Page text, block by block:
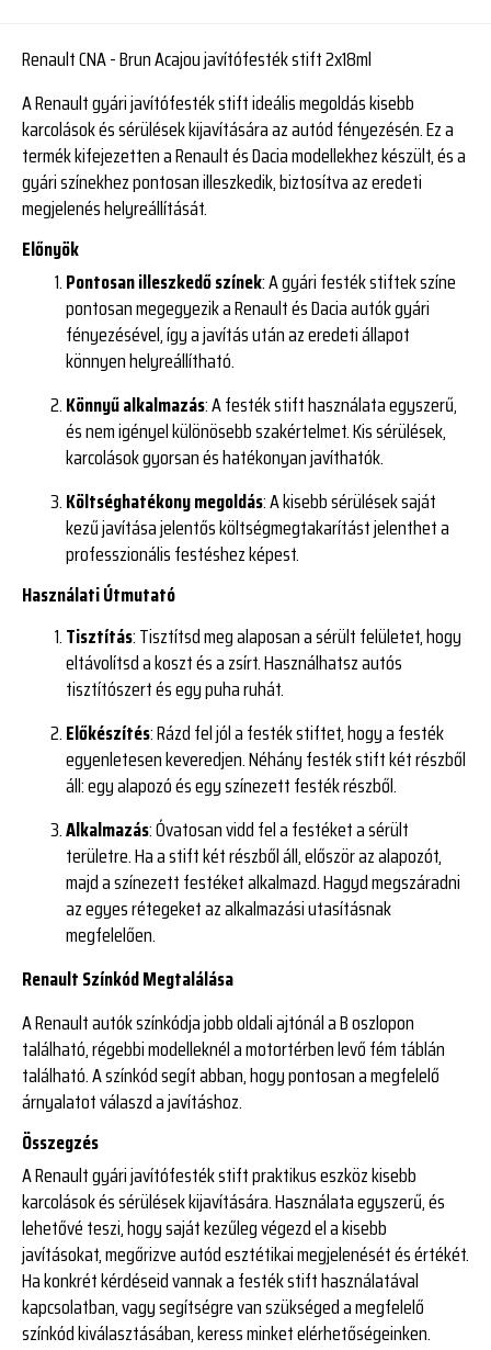
Renault CNA - Brun Acajou javítófesték stift 2x18ml
A Renault gyári javítófesték stift ideális megoldás kisebb
karcolások és sérülések kijavítására az autód fényezésén. Ez a
termék kifejezetten a Renault és Dacia modellekhez készült, és a
gyári színekhez pontosan illeszkedik, biztosítva az eredeti
megjelenés helyreállítását.
Előnyök
Pontosan illeszkedő színek: A gyári festék stiftek színe
pontosan megegyezik a Renault és Dacia autók gyári
fényezésével, így a javítás után az eredeti állapot
könnyen helyreállítható.
Könnyű alkalmazás: A festék stift használata egyszerű,
és nem igényel különösebb szakértelmet. Kis sérülések,
karcolások gyorsan és hatékonyan javíthatók.
Költséghatékony megoldás: A kisebb sérülések saját
kezű javítása jelentős költségmegtakarítást jelenthet a
professzionális festéshez képest.
Használati Útmutató
Tisztítás: Tisztítsd meg alaposan a sérült felületet, hogy
eltávolítsd a koszt és a zsírt. Használhatsz autós
tisztítószert és egy puha ruhát.
Előkészítés: Rázd fel jól a festék stiftet, hogy a festék
egyenletesen keveredjen. Néhány festék stift két részből
áll: egy alapozó és egy színezett festék részből.
Alkalmazás: Óvatosan vidd fel a festéket a sérült
területre. Ha a stift két részből áll, először az alapozót,
majd a színezett festéket alkalmazd. Hagyd megszáradni
az egyes rétegeket az alkalmazási utasításnak
megfelelően.
Renault Színkód Megtalálása
A Renault autók színkódja jobb oldali ajtónál a B oszlopon
található, régebbi modelleknél a motortérben levő fém táblán
található. A színkód segít abban, hogy pontosan a megfelelő
árnyalatot válaszd a javításhoz.
Összegzés
A Renault gyári javítófesték stift praktikus eszköz kisebb
karcolások és sérülések kijavítására. Használata egyszerű, és
lehetővé teszi, hogy saját kezűleg végezd el a kisebb
javításokat, megőrizve autód esztétikai megjelenését és értékét.
Ha konkrét kérdéseid vannak a festék stift használatával
kapcsolatban, vagy segítségre van szükséged a megfelelő
színkód kiválasztásában, keress minket elérhetőségeinken.